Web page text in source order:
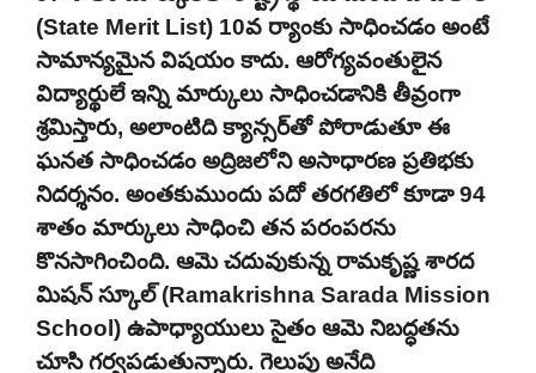
(State Merit List) 10వ ర్యాంకు సాధించడం అంటే
సామాన్యమైన విషయం కాదు. ఆరోగ్యవంతులైన
విద్యార్థులే ఇన్ని మార్కులు సాధించడానికి తీవ్రంగా
శ్రమిస్తారు, అలాంటిది క్యాన్సర్‌తో పోరాడుతూ ఈ
ఘనత సాధించడం అద్రిజలోని అసాధారణ ప్రతిభకు
నిదర్శనం. అంతకుముందు పదో తరగతిలో కూడా 94
శాతం మార్కులు సాధించి తన పరంపరను
కొనసాగించింది. ఆమె చదువుకున్న రామకృష్ణ శారద
మిషన్ స్కూల్ (Ramakrishna Sarada Mission
School) ఉపాధ్యాయులు సైతం ఆమె నిబద్ధతను
చూసి గర్వపడుతున్నారు. గెలుపు అనేది